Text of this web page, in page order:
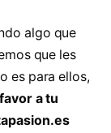
algo que
que les
es para ellos,
a tu